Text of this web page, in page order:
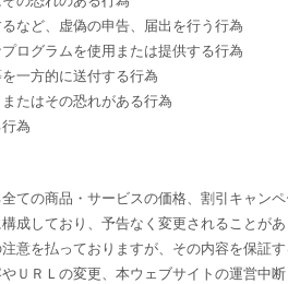
など、虚偽の申告、届出を行う行為
ログラムを使用または提供する行為
一方的に送付する行為
たはその恐れがある行為
為
ての商品・サービスの価格、割引キャン
成しており、予告なく変更されることがあ
意を払っておりますが、その内容を保証
ＵＲＬの変更、本ウェブサイトの運営中